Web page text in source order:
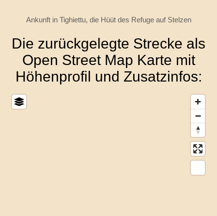
Ankunft in Tighiettu, die Hüüt des Refuge auf Stelzen
Die zurückgelegte Strecke als
Open Street Map Karte mit
Höhenprofil und Zusatzinfos: